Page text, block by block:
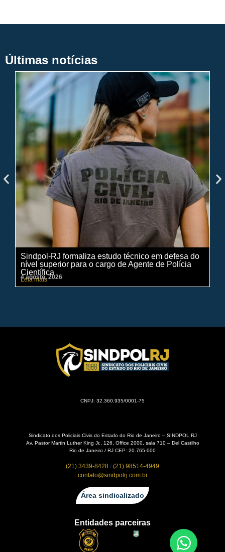
Últimas notícias
Sindpol-RJ formaliza estudo técnico em defesa do
nível superior para o cargo de Agente de Polícia
Científica
Leia mais
4 agosto, 2026
CNPJ: 32.360.935/0001-75
Sindicato dos Policiais Civis do Estado do Rio de Janeiro – SINDPOL RJ
Av. Pastor Martin Luther King Jr., 126, Office 2000, sala 710 – Del Castilho
Rio de Janeiro / RJ CEP: 20.765-000
(21) 3439-8428 / (21) 98514-4949
contato@sindpolrj.com.br
Área sindicalizado
Entidades parceiras